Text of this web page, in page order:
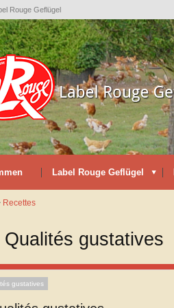
Rouge Geflügel
Label Rouge Geflügel
Recettes
Qualités gustatives
gustatives